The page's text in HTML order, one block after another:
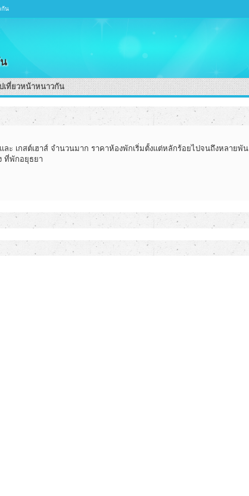
กัน
เที่ยวหน้าหนาวกัน
ะ เกสต์เฮาส์ จำนวนมาก ราคาห้องพักเริ่มตั้งแต่หลักร้อยไปจนถึงหลายพัน
ที่พักอยุธยา